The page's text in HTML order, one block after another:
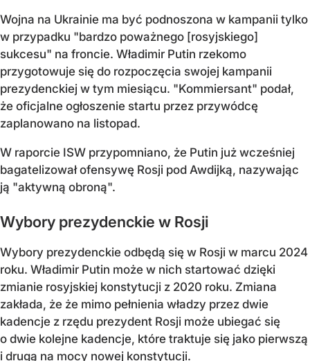
Wojna na Ukrainie ma być podnoszona w kampanii tylko
w przypadku "bardzo poważnego [rosyjskiego]
sukcesu" na froncie. Władimir Putin rzekomo
przygotowuje się do rozpoczęcia swojej kampanii
prezydenckiej w tym miesiącu. "Kommiersant" podał,
że oficjalne ogłoszenie startu przez przywódcę
zaplanowano na listopad.
W raporcie ISW przypomniano, że Putin już wcześniej
bagatelizował ofensywę Rosji pod Awdijką, nazywając
ją "aktywną obroną".
Wybory prezydenckie w Rosji
Wybory prezydenckie odbędą się w Rosji w marcu 2024
roku. Władimir Putin może w nich startować dzięki
zmianie rosyjskiej konstytucji z 2020 roku. Zmiana
zakłada, że że mimo pełnienia władzy przez dwie
kadencje z rzędu prezydent Rosji może ubiegać się
o dwie kolejne kadencje, które traktuje się jako pierwszą
i drugą na mocy nowej konstytucji.